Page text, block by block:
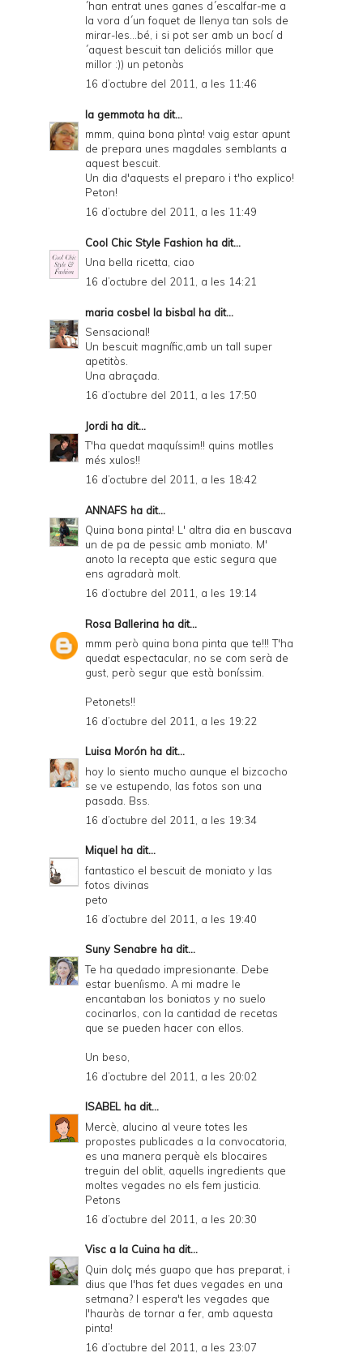
´han entrat unes ganes d´escalfar-me a
la vora d´un foquet de llenya tan sols de
mirar-les...bé, i si pot ser amb un bocí d
´aquest bescuit tan deliciós millor que
millor :)) un petonàs
16 d’octubre del 2011, a les 11:46
la gemmota ha dit...
mmm, quina bona pìnta! vaig estar apunt
de prepara unes magdales semblants a
aquest bescuit.
Un dia d'aquests el preparo i t'ho explico!
Peton!
16 d’octubre del 2011, a les 11:49
Cool Chic Style Fashion ha dit...
Una bella ricetta, ciao
16 d’octubre del 2011, a les 14:21
maria cosbel la bisbal ha dit...
Sensacional!
Un bescuit magnífic,amb un tall super
apetitòs.
Una abraçada.
16 d’octubre del 2011, a les 17:50
Jordi ha dit...
T'ha quedat maquíssim!! quins motlles
més xulos!!
16 d’octubre del 2011, a les 18:42
ANNAFS ha dit...
Quina bona pinta! L' altra dia en buscava
un de pa de pessic amb moniato. M'
anoto la recepta que estic segura que
ens agradarà molt.
16 d’octubre del 2011, a les 19:14
Rosa Ballerina ha dit...
mmm però quina bona pinta que te!!! T'ha
quedat espectacular, no se com serà de
gust, però segur que està boníssim.
Petonets!!
16 d’octubre del 2011, a les 19:22
Luisa Morón ha dit...
hoy lo siento mucho aunque el bizcocho
se ve estupendo, las fotos son una
pasada. Bss.
16 d’octubre del 2011, a les 19:34
Miquel ha dit...
fantastico el bescuit de moniato y las
fotos divinas
peto
16 d’octubre del 2011, a les 19:40
Suny Senabre ha dit...
Te ha quedado impresionante. Debe
estar bueníismo. A mi madre le
encantaban los boniatos y no suelo
cocinarlos, con la cantidad de recetas
que se pueden hacer con ellos.
Un beso,
16 d’octubre del 2011, a les 20:02
ISABEL ha dit...
Mercè, alucino al veure totes les
propostes publicades a la convocatoria,
es una manera perquè els blocaires
treguin del oblit, aquells ingredients que
moltes vegades no els fem justicia.
Petons
16 d’octubre del 2011, a les 20:30
Visc a la Cuina ha dit...
Quin dolç més guapo que has preparat, i
dius que l'has fet dues vegades en una
setmana? I espera't les vegades que
l'hauràs de tornar a fer, amb aquesta
pinta!
16 d’octubre del 2011, a les 23:07